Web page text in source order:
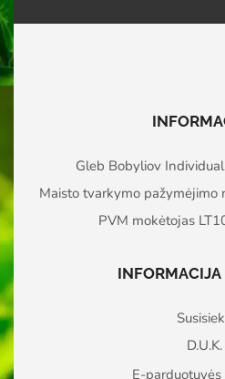
Gleb Bobyliov
Maisto tvarkymo pažymėjimo
PVM mokėtojas
INFORMACIJA
D.U.K.
E-